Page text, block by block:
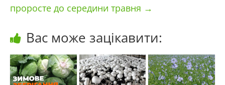
проросте до середини травня →
Вас може зацікавити: